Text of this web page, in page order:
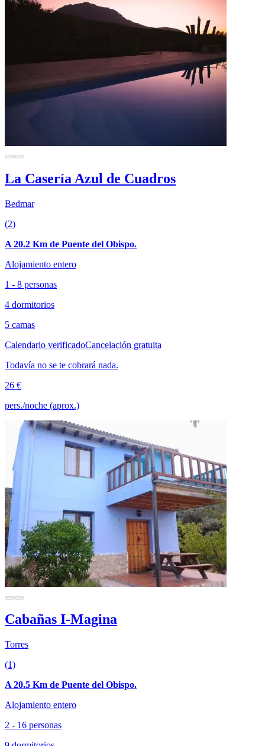
La Casería Azul de Cuadros
Bedmar
(2)
A 20.2 Km de Puente del Obispo.
Alojamiento entero
1 - 8 personas
4 dormitorios
5 camas
Calendario verificadoCancelación gratuita
Todavía no se te cobrará nada.
26 €
pers./noche (aprox.)
Cabañas I-Magina
Torres
(1)
A 20.5 Km de Puente del Obispo.
Alojamiento entero
2 - 16 personas